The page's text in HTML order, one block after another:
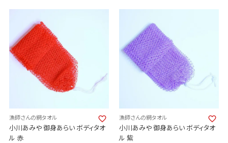
漁師さんの網タオル
小川あみや 御身あらい ボディタオ
ル 赤
漁師さんの網タオル
小川あみや 御身あらい ボディタオ
ル 紫